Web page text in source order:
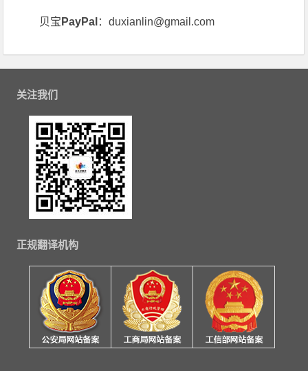
贝宝 PayPal ：duxianlin@gmail.com
关注我们
正规翻译机构